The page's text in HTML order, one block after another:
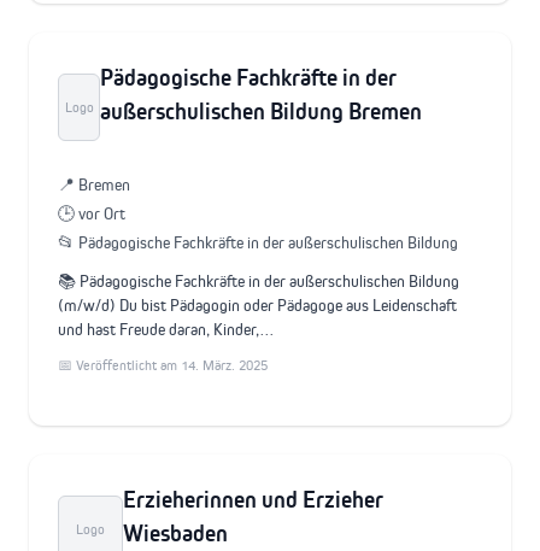
Logo
Pädagogische Fachkräfte in der
außerschulischen Bildung Bremen
📍 Bremen
🕒 vor Ort
📂 Pädagogische Fachkräfte in der außerschulischen Bildung
📚 Pädagogische Fachkräfte in der außerschulischen Bildung
(m/w/d) Du bist Pädagogin oder Pädagoge aus Leidenschaft
und hast Freude daran, Kinder,…
📅 Veröffentlicht am 14. März. 2025
Logo
Erzieherinnen und Erzieher
Wiesbaden